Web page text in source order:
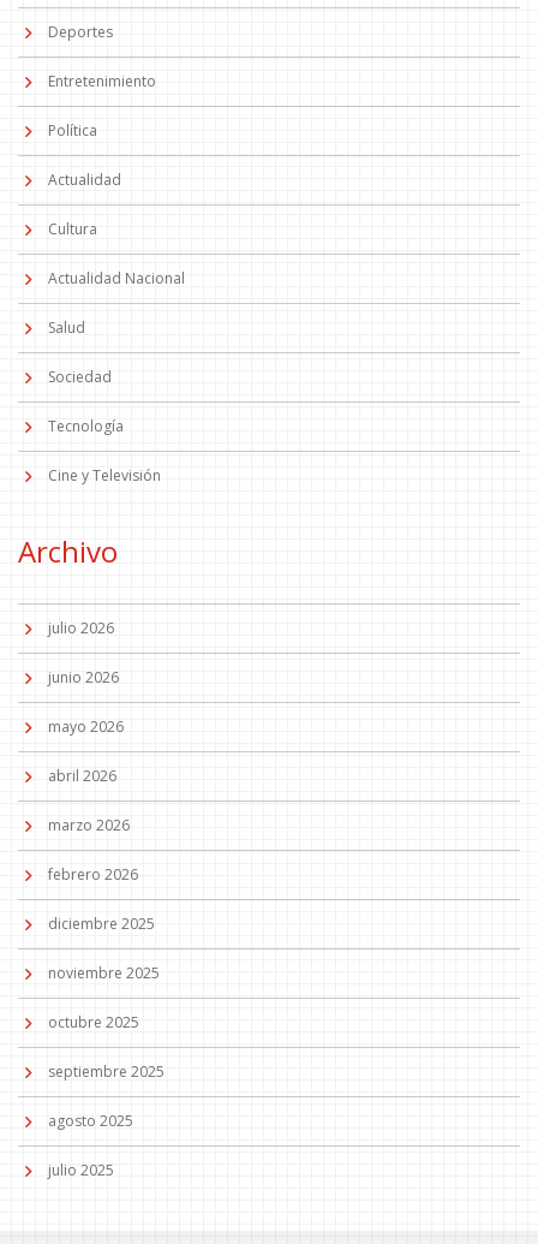
Deportes
Entretenimiento
Política
Actualidad
Cultura
Actualidad Nacional
Salud
Sociedad
Tecnología
Cine y Televisión
Archivo
julio 2026
junio 2026
mayo 2026
abril 2026
marzo 2026
febrero 2026
diciembre 2025
noviembre 2025
octubre 2025
septiembre 2025
agosto 2025
julio 2025